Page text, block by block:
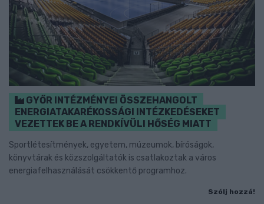
GYŐR INTÉZMÉNYEI ÖSSZEHANGOLT
ENERGIATAKARÉKOSSÁGI INTÉZKEDÉSEKET
VEZETTEK BE A RENDKÍVÜLI HŐSÉG MIATT
Sportlétesítmények, egyetem, múzeumok, bíróságok,
könyvtárak és közszolgáltatók is csatlakoztak a város
energiafelhasználását csökkentő programhoz.
Szólj hozzá!